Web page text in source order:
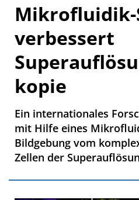
Mikrofluidik-
verbessert
kopie
Ein internationales
mit Hilfe eines
Bildgebung vom
Zellen der